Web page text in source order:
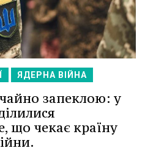
ЯДЕРНА ВІЙНА
запеклою: у
що чекає країну